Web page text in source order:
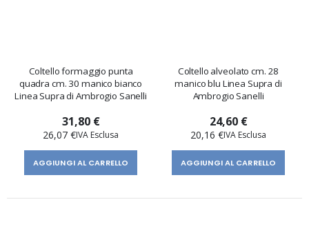
Coltello formaggio punta
quadra cm. 30 manico bianco
Linea Supra di Ambrogio Sanelli
31,80 €
26,07 €
AGGIUNGI AL CARRELLO
Coltello alveolato cm. 28
manico blu Linea Supra di
Ambrogio Sanelli
24,60 €
20,16 €
AGGIUNGI AL CARRELLO